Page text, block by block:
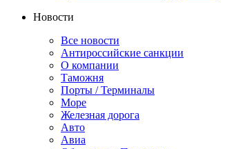
Новости
Все новости
Антироссийские санкции
О компании
Таможня
Порты / Терминалы
Море
Железная дорога
Авто
Авиа